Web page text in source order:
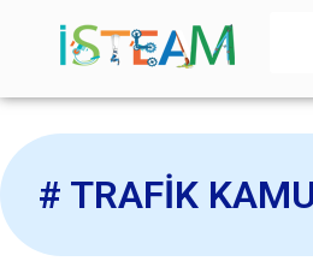
# TRAFIK